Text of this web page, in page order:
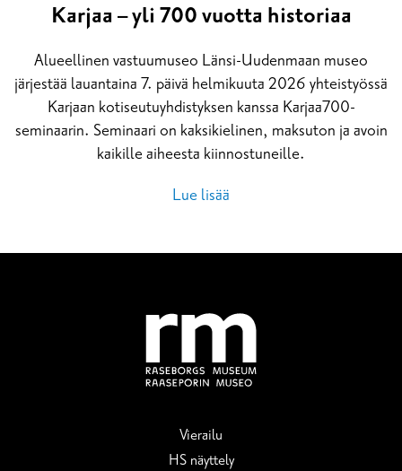
Karjaa – yli 700 vuotta historiaa
Alueellinen vastuumuseo Länsi-Uudenmaan museo
järjestää lauantaina 7. päivä helmikuuta 2026 yhteistyössä
Karjaan kotiseutuyhdistyksen kanssa Karjaa700-
seminaarin. Seminaari on kaksikielinen, maksuton ja avoin
kaikille aiheesta kiinnostuneille.
Lue lisää
Vierailu
HS näyttely